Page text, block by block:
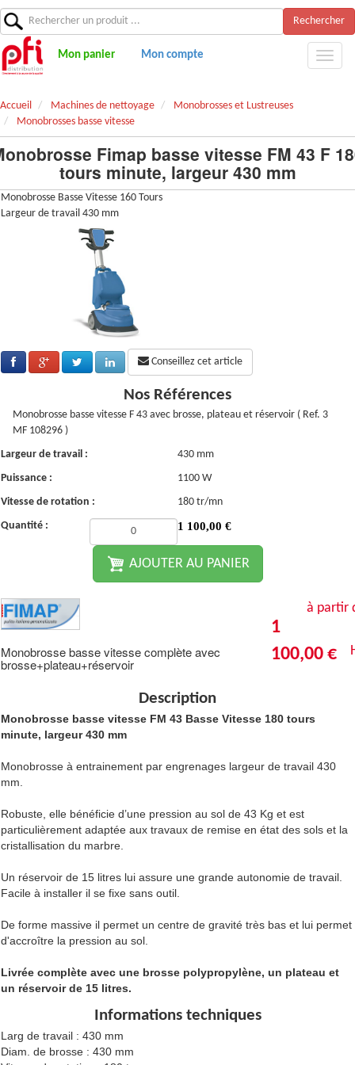
Rechercher
Mon panier Mon compte
Accueil Machines de nettoyage
Monobrosses et Lustreuses
Monobrosses basse vitesse
Fimap basse vitesse FM 43 F
tours minute, largeur 430 mm
Monobrosse Basse Vitesse 160 Tours
Largeur de travail 430 mm
Conseillez cet article
Nos Références
Monobrosse basse vitesse F 43 avec brosse, plateau et réservoir ( Ref. 3
MF 108296 )
Largeur de travail :
430 mm
Puissance :
1100 W
Vitesse de rotation :
180 tr/mn
Quantité :
1 100,00 €
AJOUTER AU PANIER
à partir
1
100,00 €
Monobrosse basse vitesse complète avec
brosse+plateau+réservoir
Description
Monobrosse basse vitesse FM 43 Basse Vitesse 180 tours
minute, largeur 430 mm
Monobrosse à entrainement par engrenages largeur de travail 430
mm.
Robuste, elle bénéficie d’une pression au sol de 43 Kg et est
particulièrement adaptée aux travaux de remise en état des sols et la
cristallisation du marbre.
Un réservoir de 15 litres lui assure une grande autonomie de travail.
Facile à installer il se fixe sans outil.
De forme massive il permet un centre de gravité très bas et lui permet
d'accroître la pression au sol.
Livrée complète avec une brosse polypropylène, un plateau et
un réservoir de 15 litres.
Informations techniques
Larg de travail : 430 mm
Diam. de brosse : 430 mm